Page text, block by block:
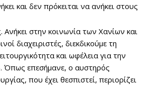
και δεν πρόκειται να ανήκει στους
Ανήκει στην κοινωνία των Χανίων και
διαχειριστές, διεκδικούμε τη
και ωφέλεια για την
Όπως επεσήμανε, ο αυστηρός
που έχει θεσπιστεί, περιορίζει